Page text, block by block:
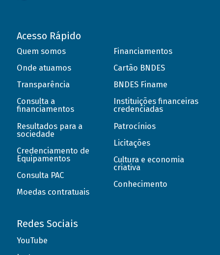
Acesso Rápido
Quem somos
Onde atuamos
Transparência
Consulta a
financiamentos
Resultados para a
sociedade
Credenciamento de
Equipamentos
Consulta PAC
Moedas contratuais
Financiamentos
Cartão BNDES
BNDES Finame
Instituições financeiras
credenciadas
Patrocínios
Licitações
Cultura e economia
criativa
Conhecimento
Redes Sociais
YouTube